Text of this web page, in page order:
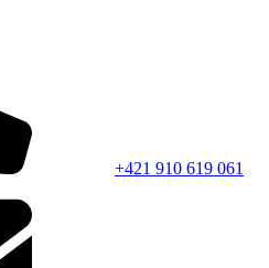
+421 910 619 061